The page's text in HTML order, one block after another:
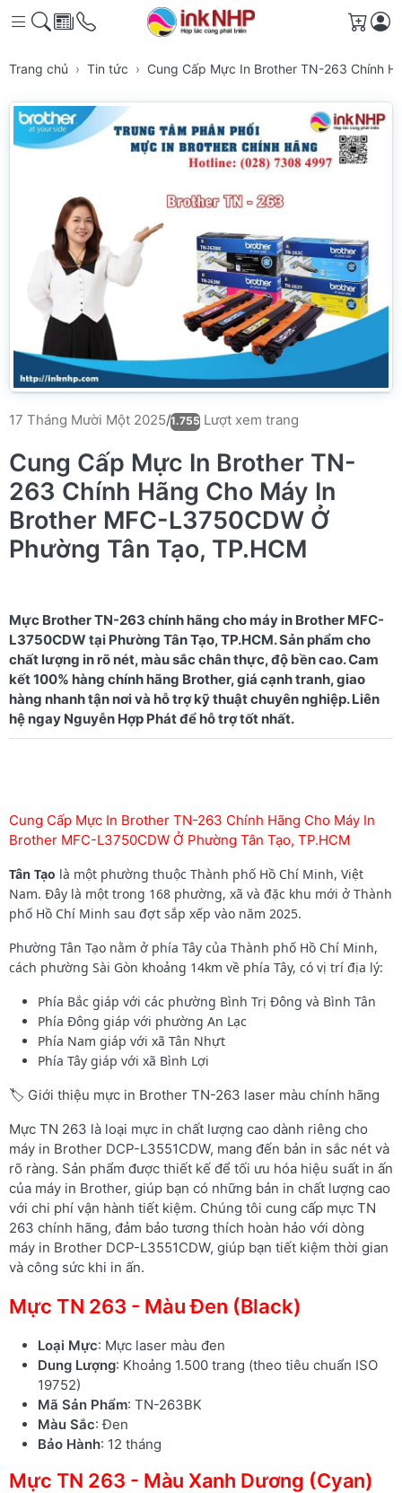
Giỏ
Trang chủ Tin tức Cung Cấp Mực In Brother TN-263 Chính
17 Tháng Mười Một 2025/1.755 Lượt xem trang
Cung Cấp Mực In Brother TN-
263 Chính Hãng Cho Máy In
Brother MFC-L3750CDW Ở
Phường Tân Tạo, TP.HCM
Mực Brother TN-263 chính hãng cho máy in Brother MFC-
L3750CDW tại Phường Tân Tạo, TP.HCM. Sản phẩm cho
chất lượng in rõ nét, màu sắc chân thực, độ bền cao. Cam
kết 100% hàng chính hãng Brother, giá cạnh tranh, giao
hàng nhanh tận nơi và hỗ trợ kỹ thuật chuyên nghiệp. Liên
Cung Cấp Mực In Brother TN-263 Chính Hãng Cho Máy In
Brother MFC-L3750CDW Ở Phường Tân Tạo, TP.HCM
Tân Tạo là một phường thuộc Thành phố Hồ Chí Minh, Việt
Nam. Đây là một trong 168 phường, xã và đặc khu mới ở Thành
phố Hồ Chí Minh sau đợt sắp xếp vào năm 2025.
Phường Tân Tạo nằm ở phía Tây của Thành phố Hồ Chí Minh,
cách phường Sài Gòn khoảng 14km về phía Tây, có vị trí địa lý:
Phía Bắc giáp với các phường Bình Trị Đông và Bình Tân
Phía Đông giáp với phường An Lạc
Phía Nam giáp với xã Tân Nhựt
Phía Tây giáp với xã Bình Lợi
🏷️ Giới thiệu mực in Brother TN-263 laser màu chính hãng
Mực TN 263 là loại mực in chất lượng cao dành riêng cho
máy in Brother DCP-L3551CDW, mang đến bản in sắc nét và
rõ ràng. Sản phẩm được thiết kế để tối ưu hóa hiệu suất in ấn
của máy in Brother, giúp bạn có những bản in chất lượng cao
với chi phí vận hành tiết kiệm. Chúng tôi cung cấp mực TN
263 chính hãng, đảm bảo tương thích hoàn hảo với dòng
máy in Brother DCP-L3551CDW, giúp bạn tiết kiệm thời gian
và công sức khi in ấn.
Mực TN 263 - Màu Đen (Black)
Loại Mực: Mực laser màu đen
Dung Lượng: Khoảng 1.500 trang (theo tiêu chuẩn ISO
19752)
Mã Sản Phẩm: TN-263BK
Màu Sắc: Đen
Bảo Hành: 12 tháng
Mực TN 263 - Màu Xanh Dương (Cyan)